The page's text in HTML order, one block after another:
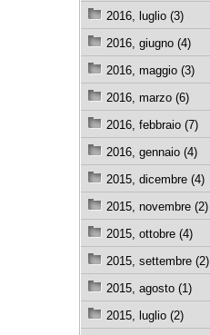
2016, luglio (3)
2016, giugno (4)
2016, maggio (3)
2016, marzo (6)
2016, febbraio (7)
2016, gennaio (4)
2015, dicembre (4)
2015, novembre (2)
2015, ottobre (4)
2015, settembre (2)
2015, agosto (1)
2015, luglio (2)